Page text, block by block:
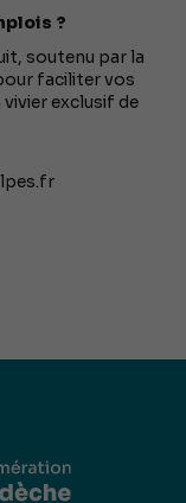
?
soutenu par la
faciliter vos
exclusif de